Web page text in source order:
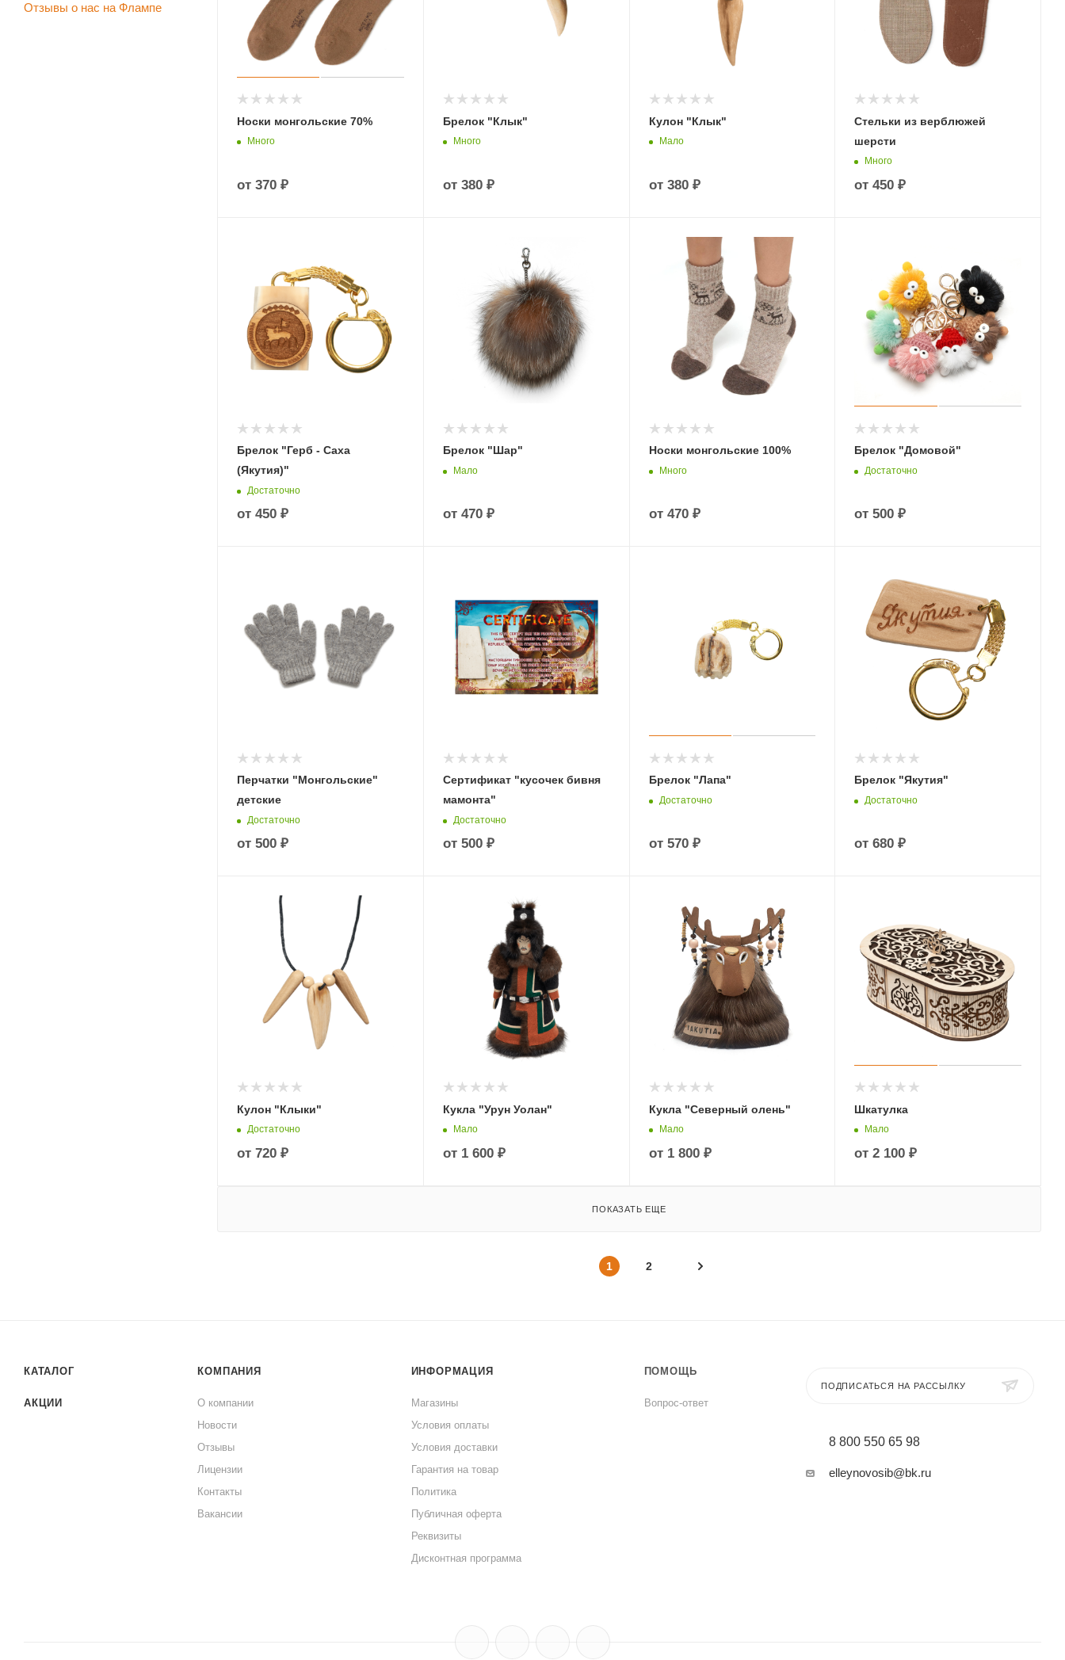
Носки монгольские 70%
Много
от 370 ₽
Брелок "Клык"
Много
от 380 ₽
Кулон "Клык"
Мало
от 380 ₽
Стельки из верблюжей
шерсти
Много
от450 ₽
Брелок "Герб - Саха
(Якутия)"
Достаточно
от 450 ₽
Брелок "Шар"
Мало
от 470 ₽
Носки монгольские 100%
Много
от 470 ₽
Брелок "Домовой"
Достаточно
от500 ₽
Перчатки "Монгольские"
детские
Достаточно
от 500 ₽
Сертификат "кусочек бивня
мамонта"
Достаточно
от 500 ₽
Брелок "Лапа"
Достаточно
от 570 ₽
Брелок "Якутия"
Достаточно
от680 ₽
Кулон "Клыки"
Достаточно
от 720 ₽
Кукла "Урун Уолан"
Мало
от 1 600 ₽
Кукла "Северный олень"
Мало
от 1 800 ₽
Шкатулка
Мало
от2 100 ₽
ПОКАЗАТЬ ЕЩЕ
1 2
Отзывы о нас на Флампе
КАТАЛОГ
АКЦИИ
КОМПАНИЯ
О компании
Новости
Отзывы
Лицензии
Контакты
Вакансии
ИНФОРМАЦИЯ
Магазины
Условия оплаты
Условия доставки
Гарантия на товар
Политика
Публичная оферта
Реквизиты
Дисконтная программа
ПОМОЩЬ
Вопрос-ответ
ПОДПИСАТЬСЯ НА РАССЫЛКУ
8 800 550 65 98
elleynovosib@bk.ru